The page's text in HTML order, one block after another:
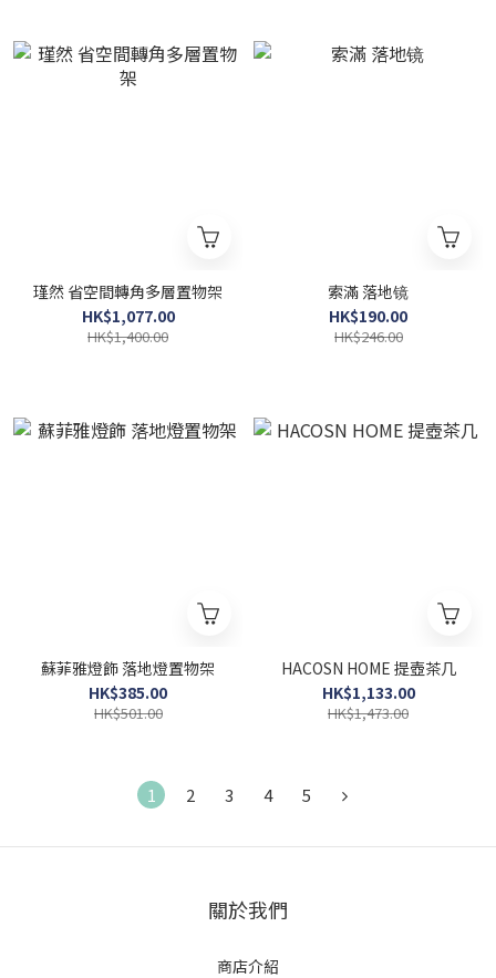
瑾然 省空間轉角多層置物架
HK$1,077.00
HK$1,400.00
索滿 落地镜
HK$190.00
HK$246.00
蘇菲雅燈飾 落地燈置物架
HK$385.00
HK$501.00
HACOSN HOME 提壺茶几
HK$1,133.00
HK$1,473.00
1 2 3 4 5
關於我們
商店介紹